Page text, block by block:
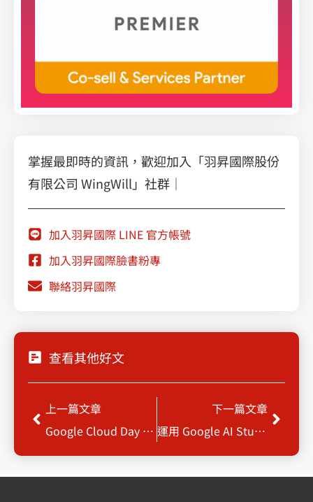
掌握最即時的資訊，歡迎加入「羽昇國際股份
有限公司 WingWill」社群｜
加入羽昇國際 LINE 官方帳號
加入羽昇國際臉書粉專
聯絡羽昇國際
查看其他好文
上一頁
上一篇文章
Google Cloud Day 2026 : 雲塑產業 AI 新布局，智啟雲世代轉型
下一篇文章
運用 Google AI Studio + Cloud Run 實現 10 倍速 AI 應用落地
下一